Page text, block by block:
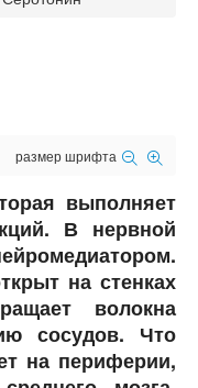
размер шрифта
выполняет
В нервной
на стенках
волокна
сосудов. Что
на периферии,